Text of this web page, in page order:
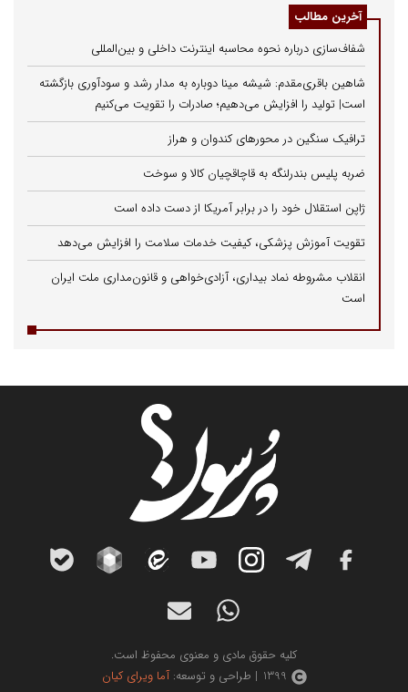
آخرین مطالب
شفاف‌سازی درباره نحوه محاسبه اینترنت داخلی و بین‌المللی
شاهین باقری‌مقدم: شیشه مینا دوباره به مدار رشد و سودآوری بازگشته
است| تولید را افزایش می‌دهیم؛ صادرات را تقویت می‌کنیم
ترافیک سنگین در محورهای کندوان و هراز
ضربه پلیس بندرلنگه به قاچاقچیان کالا و سوخت
ژاپن استقلال خود را در برابر آمریکا از دست داده است
تقویت آموزش پزشکی، کیفیت خدمات سلامت را افزایش می‌دهد
انقلاب مشروطه نماد بیداری، آزادی‌خواهی و قانون‌مداری ملت ایران
است
کلیه حقوق مادی و معنوی محفوظ است.
1399 | طراحی و توسعه:
آما ویرای کیان